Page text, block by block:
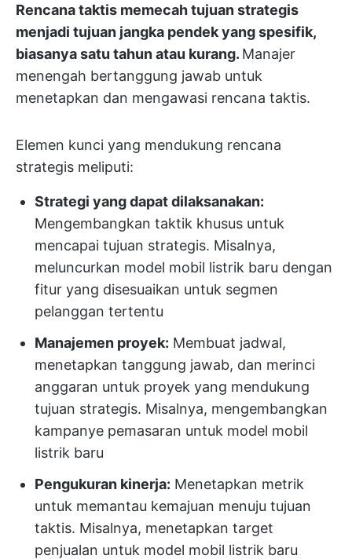
Rencana taktis memecah tujuan strategis
menjadi tujuan jangka pendek yang spesifik,
biasanya satu tahun atau kurang. Manajer
menengah bertanggung jawab untuk
menetapkan dan mengawasi rencana taktis.
Elemen kunci yang mendukung rencana
strategis meliputi:
Strategi yang dapat dilaksanakan:
Mengembangkan taktik khusus untuk
mencapai tujuan strategis. Misalnya,
meluncurkan model mobil listrik baru dengan
fitur yang disesuaikan untuk segmen
pelanggan tertentu
Manajemen proyek: Membuat jadwal,
menetapkan tanggung jawab, dan merinci
anggaran untuk proyek yang mendukung
tujuan strategis. Misalnya, mengembangkan
kampanye pemasaran untuk model mobil
listrik baru
Pengukuran kinerja: Menetapkan metrik
untuk memantau kemajuan menuju tujuan
taktis. Misalnya, menetapkan target
penjualan untuk model mobil listrik baru